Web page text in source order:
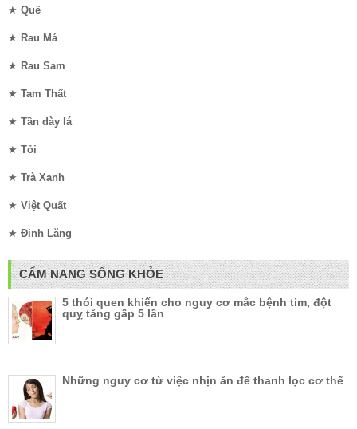
★ Quế
★ Rau Má
★ Rau Sam
★ Tam Thất
★ Tần dày lá
★ Tỏi
★ Trà Xanh
★ Việt Quất
★ Đinh Lăng
CẨM NANG SỐNG KHỎE
5 thói quen khiến cho nguy cơ mắc bệnh tim, đột
quỵ tăng gấp 5 lần
Những nguy cơ từ việc nhịn ăn để thanh lọc cơ thể